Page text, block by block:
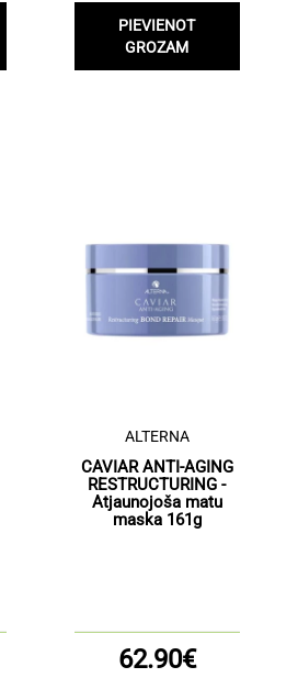
PIEVIENOT
GROZAM
ALTERNA
CAVIAR ANTI-AGING
RESTRUCTURING -
Atjaunojoša matu
maska 161g
62.90€